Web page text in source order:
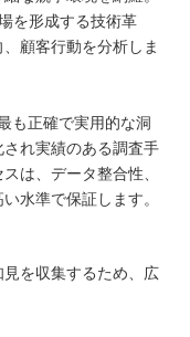
を形成する技術革
顧客行動を分析しま
も正確で実用的な洞
れ実績のある調査手
は、データ整合性、
水準で保証します。
を収集するため、広